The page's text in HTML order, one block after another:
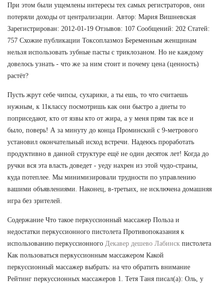
При этом были ущемлены интересы тех самых регистраторов, они
потеряли доходы от централизации. Автор: Мария Вишневская
Зарегистрирован: 2012-01-19 Отзывов: 107 Сообщений: 202 Статей:
757 Схожие публикации Токсоплазмоз Беременным женщинам
нельзя использовать зубные пасты с триклозаном. Но не каждому
довелось узнать - что же за ним стоит и почему цена (ценность)
растёт?
Пусть жрут себе чипсы, сухарики, а ты ешь, то что считаешь
нужным, к 11классу посмотришь как они быстро а диеты то
поприседают, кто от язвы кто от жира, а у меня прям так все и
было, поверь! А за минуту до конца Проминский с 9-метрового
установил окончательный исход встречи. Надеюсь проработать
продуктивно в данной структуре ещё не один десяток лет! Когда до
ручки вся эта власть доведет - уеду нахрен из этой чудо-страны,
куда потеплее. Мы минимизировали трудности по управлению
вашими объявлениями. Наконец, в-третьих, не исключена домашняя
игра без зрителей.
Содержание Что такое перкуссионный массажер Польза и
недостатки перкуссионного пистолета Противопоказания к
использованию перкуссионного Декавер дешево Лабинск пистолета
Как пользоваться перкуссионным массажером Какой
перкуссионный массажер выбрать: на что обратить внимание
Рейтинг перкуссионных массажеров 1. Тетя Таня писал(а): Оль, у